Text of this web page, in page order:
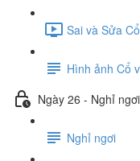
Sai và Sửa
Hình ảnh Cổ
Ngày 26 - Nghỉ
Nghỉ ngơi